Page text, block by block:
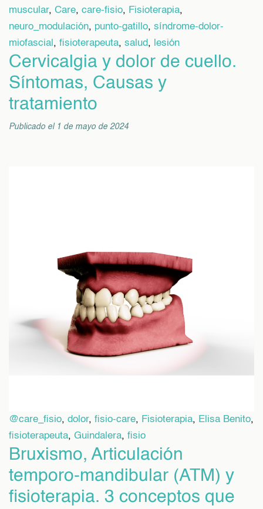
muscular, Care, care-fisio, Fisioterapia,
neuro_modulación, punto-gatillo, síndrome-dolor-
miofascial , fisioterapeuta, salud, lesión
Cervicalgia y dolor de cuello.
Síntomas, Causas y
tratamiento
Publicado el 1 de mayo de 2024
@care_fisio, dolor, fisio-care, Fisioterapia, Elisa Benito,
fisioterapeuta, Guindalera, fisio
Bruxismo, Articulación
temporo-mandibular (ATM) y
fisioterapia. 3 conceptos que